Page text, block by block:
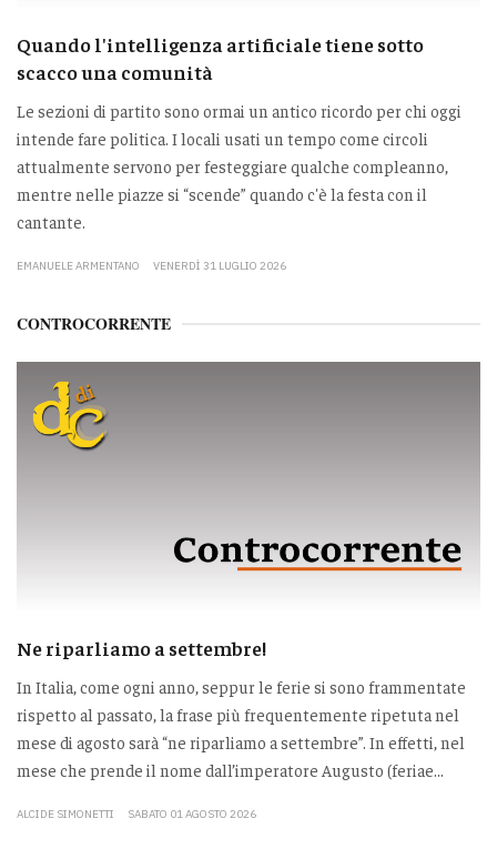
Quando l'intelligenza artificiale tiene sotto
scacco una comunità
Le sezioni di partito sono ormai un antico ricordo per chi oggi
intende fare politica. I locali usati un tempo come circoli
attualmente servono per festeggiare qualche compleanno,
mentre nelle piazze si “scende” quando c'è la festa con il
cantante.
EMANUELE ARMENTANO VENERDÌ 31 LUGLIO 2026
CONTROCORRENTE
Ne riparliamo a settembre!
In Italia, come ogni anno, seppur le ferie si sono frammentate
rispetto al passato, la frase più frequentemente ripetuta nel
mese di agosto sarà “ne riparliamo a settembre”. In effetti, nel
mese che prende il nome dall’imperatore Augusto (feriae...
ALCIDE SIMONETTI SABATO 01 AGOSTO 2026